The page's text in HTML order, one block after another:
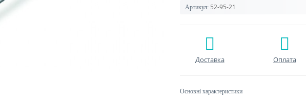
Артикул: 52-95-21
Доставка Оплата
Основні характеристики